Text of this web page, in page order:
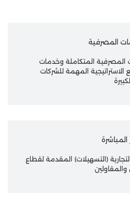
المصرفية
المصرفية المتكاملة وخدمات
الاستراتيجية المهمة للشركات
(التسهيلات) المقدمة لقطاع